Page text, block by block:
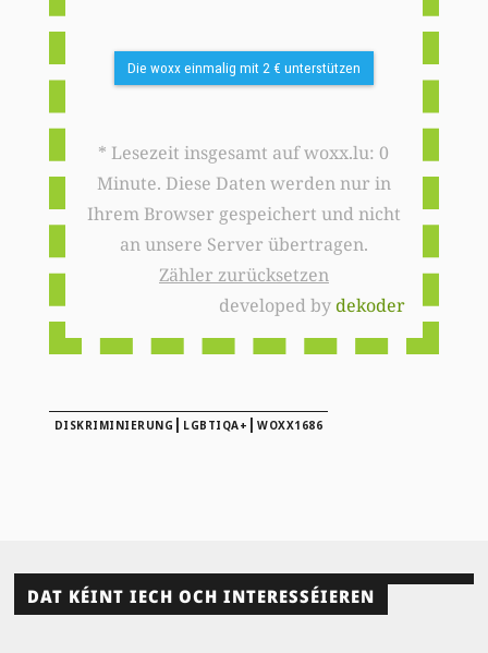
Die woxx einmalig mit 2 € unterstützen
* Lesezeit insgesamt auf woxx.lu: 0
Minute. Diese Daten werden nur in
Ihrem Browser gespeichert und nicht
an unsere Server übertragen.
Zähler zurücksetzen
developed bydekoder
DISKRIMINIERUNG | LGBTIQA+ |WOXX1686
DAT KÉINT IECH OCH INTERESSÉIEREN